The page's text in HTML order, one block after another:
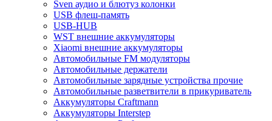
Sven аудио и блютуз колонки
USB флеш-память
USB-HUB
WST внешние аккумуляторы
Xiaomi внешние аккумуляторы
Автомобильные FM модуляторы
Автомобильные держатели
Автомобильные зарядные устройства прочие
Автомобильные разветвители в прикуриватель
Аккумуляторы Craftmann
Аккумуляторы Interstep